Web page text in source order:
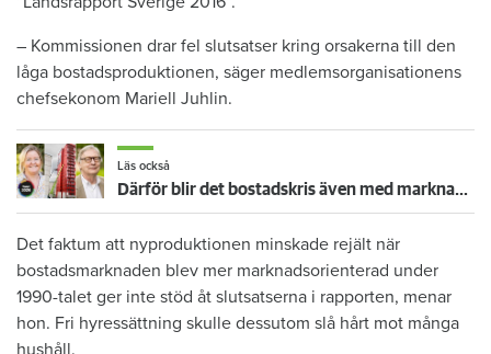
– Kommissionen drar fel slutsatser kring orsakerna till den
låga bostadsproduktionen, säger medlemsorganisationens
chefsekonom Mariell Juhlin.
Läs också
Därför blir det bostadskris även med marknadshyra – Forskaren: ”Det är problem överallt”
Det faktum att nyproduktionen minskade rejält när
bostadsmarknaden blev mer marknadsorienterad under
1990-talet ger inte stöd åt slutsatserna i rapporten, menar
hon. Fri hyressättning skulle dessutom slå hårt mot många